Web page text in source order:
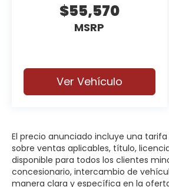
$55,570
MSRP
Ver Vehículo
El precio anunciado incluye una
sobre ventas aplicables, título,
disponible para todos los clientes
concesionario, intercambio de
manera clara y específica en la